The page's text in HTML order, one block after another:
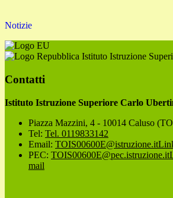
Notizie
Istituto Istruzione
Contatti
Istituto Istruzione Superiore Carlo
Piazza Mazzini, 4 - 10014 Caluso
Tel: Tel. 0119833142
Email: TOIS00600E@istruzione.it
PEC: TOIS00600E@pec.istruzione.it
mail